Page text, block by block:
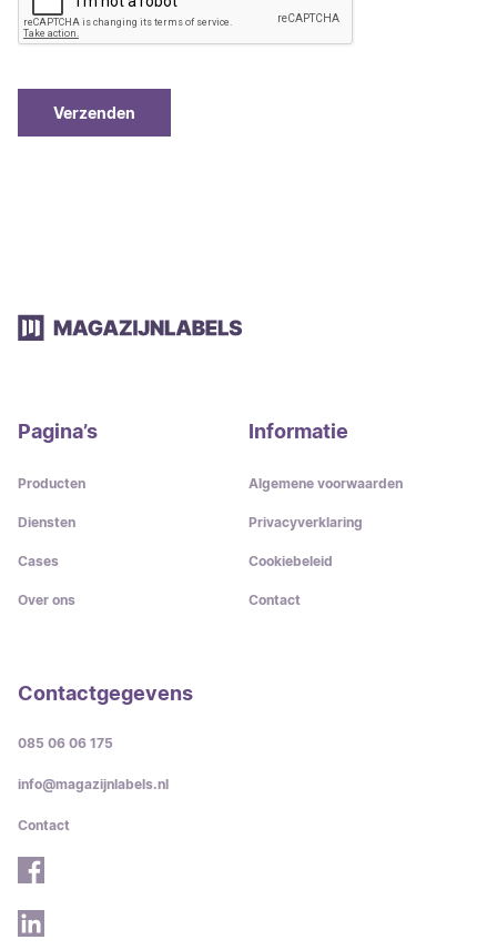
Pagina’s
Producten
Diensten
Cases
Over ons
Informatie
Algemene voorwaarden
Privacyverklaring
Cookiebeleid
Contact
Contactgegevens
085 06 06 175
info@magazijnlabels.nl
Contact